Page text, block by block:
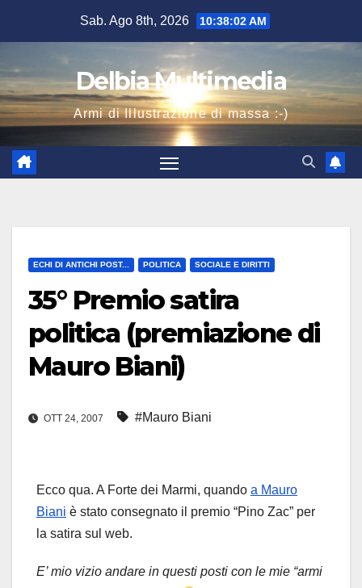
Sab. Ago 8th, 2026 10:38:02 AM
Delbia Multimedia
Armi di Illustrazione di massa :-)
ECHI DI ANTICHI POST... POLITICA SOCIALE E DIRITTI
35° Premio satira
politica (premiazione di
Mauro Biani)
OTT 24, 2007 #Mauro Biani
Ecco qua. A Forte dei Marmi, quando a Mauro
Biani è stato consegnato il premio “Pino Zac” per
la satira sul web.
E’ mio vizio andare in questi posti con le mie “armi